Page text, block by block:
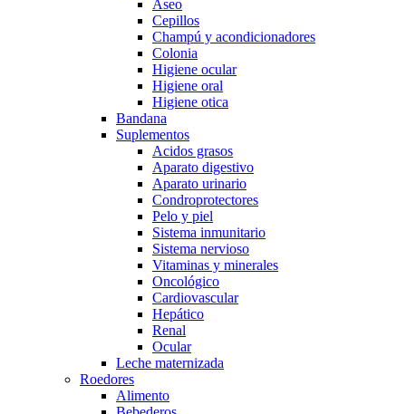
Aseo
Cepillos
Champú y acondicionadores
Colonia
Higiene ocular
Higiene oral
Higiene otica
Bandana
Suplementos
Acidos grasos
Aparato digestivo
Aparato urinario
Condroprotectores
Pelo y piel
Sistema inmunitario
Sistema nervioso
Vitaminas y minerales
Oncológico
Cardiovascular
Hepático
Renal
Ocular
Leche maternizada
Roedores
Alimento